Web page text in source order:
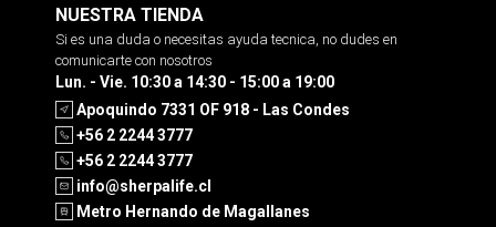
NUESTRA TIENDA
Si es una duda o necesitas ayuda tecnica, no dudes en
comunicarte con nosotros
Lun. - Vie. 10:30 a 14:30 - 15:00 a 19:00
Apoquindo 7331 OF 918 - Las Condes
+56 2 2244 3777
+56 2 2244 3777
info@sherpalife.cl
Metro Hernando de Magallanes